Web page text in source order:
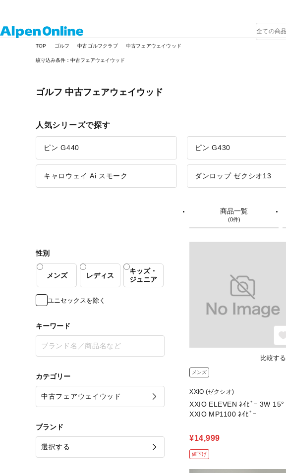
商
品
索
TOP ゴルフ 中古ゴルフクラブ 中古フェアウェイウッド
絞り込み条件：中古フェアウェイウッド
ゴルフ 中古フェアウェイウッド
人気シリーズで探す
ピン G440 ピン G430
キャロウェイ Ai スモーク ダンロップ ゼクシオ13
性別
メンズ レディス
キッズ・
ジュニア
ユニセックスを除く
キーワード
カテゴリー
ブランド
商品一覧
(0件)
比較する
メンズ
XXIO (ゼクシオ)
XXIO ELEVEN ﾈｲﾋﾞｰ 3W 15° S
XXIO MP1100 ﾈｲﾋﾞｰ
¥14,999
値下げ